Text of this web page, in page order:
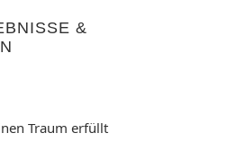
&
Traum erfüllt